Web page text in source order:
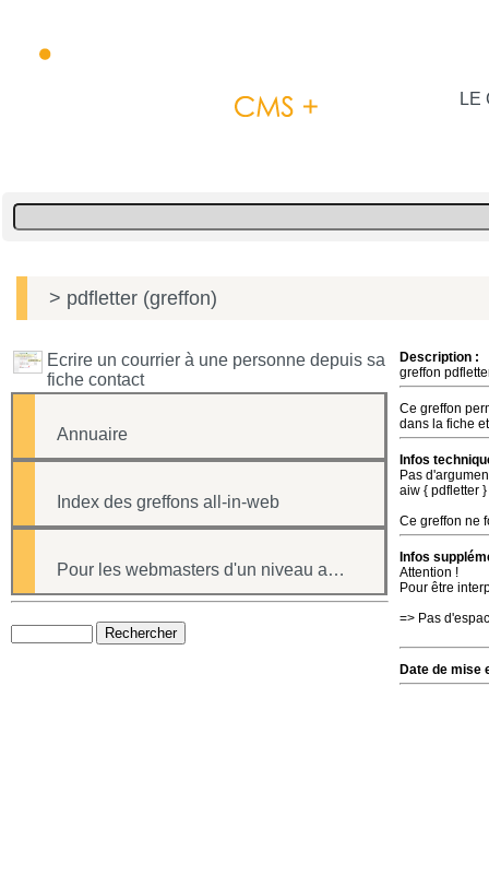
LE
> pdfletter (greffon)
Ecrire un courrier à une personne depuis sa
fiche contact
Annuaire
Index des greffons all-in-web
Pour les webmasters d'un niveau avancé
Description :
greffon
Ce greffon
dans la fiche
Infos
Pas
aiw { pdfletter
Ce greffon ne
Infos
Attention !
Pour être
=> Pas
Date de mise